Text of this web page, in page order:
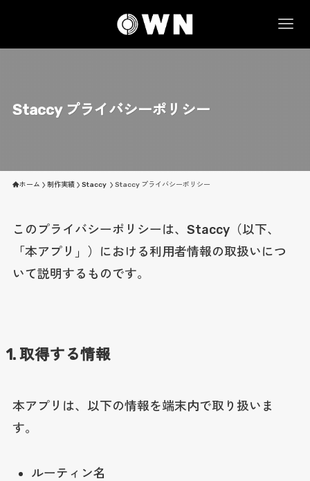
Staccy プライバシーポリシー
ホーム 制作実績 Staccy Staccy プライバシーポリシー
このプライバシーポリシーは、Staccy（以下、
「本アプリ」）における利用者情報の取扱いにつ
いて説明するものです。
1. 取得する情報
本アプリは、以下の情報を端末内で取り扱いま
す。
ルーティン名